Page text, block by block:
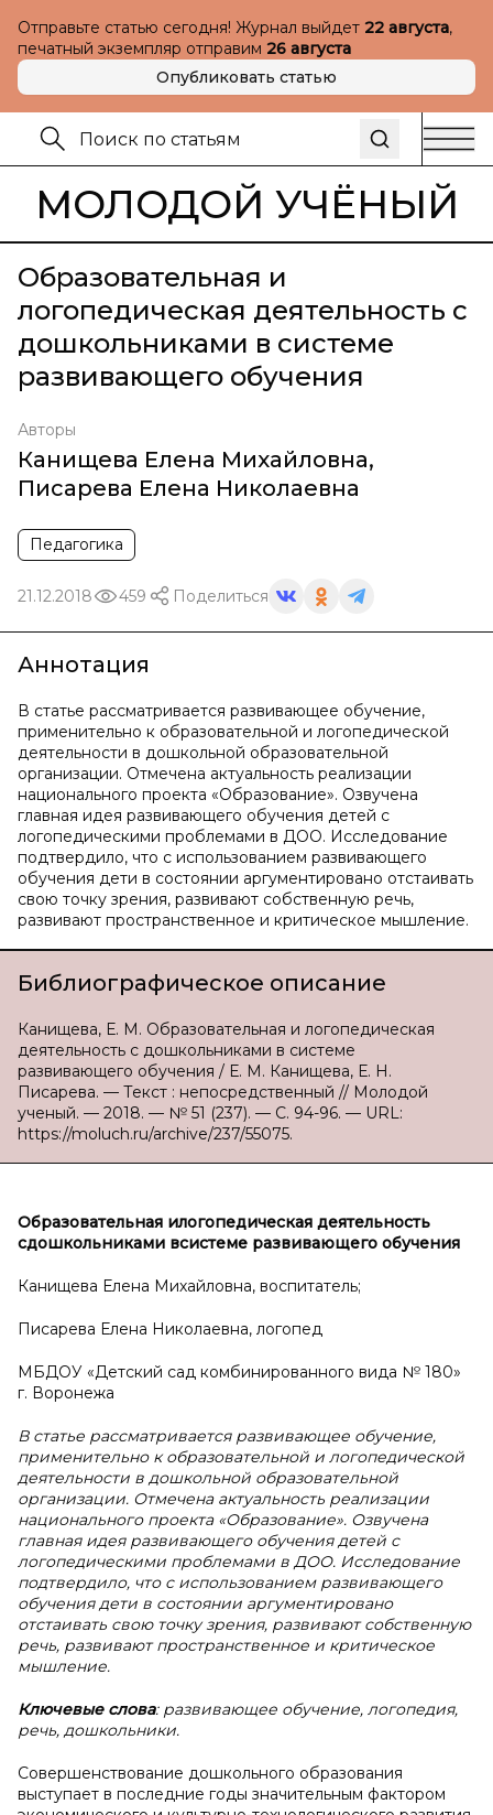
Отправьте статью сегодня! Журнал выйдет 22 августа,
печатный экземпляр отправим 26 августа
Опубликовать статью
МОЛОДОЙ УЧЁНЫЙ
Образовательная и
логопедическая деятельность с
дошкольниками в системе
развивающего обучения
Авторы
Канищева Елена Михайловна,
Писарева Елена Николаевна
Педагогика
21.12.2018 459 Поделиться
Аннотация
В статье рассматривается развивающее обучение,
применительно к образовательной и логопедической
деятельности в дошкольной образовательной
организации. Отмечена актуальность реализации
национального проекта «Образование». Озвучена
главная идея развивающего обучения детей с
логопедическими проблемами в ДОО. Исследование
подтвердило, что с использованием развивающего
обучения дети в состоянии аргументировано отстаивать
свою точку зрения, развивают собственную речь,
развивают пространственное и критическое мышление.
Библиографическое описание
Канищева, Е. М. Образовательная и логопедическая
деятельность с дошкольниками в системе
развивающего обучения / Е. М. Канищева, Е. Н.
Писарева. — Текст : непосредственный // Молодой
ученый. — 2018. — № 51 (237). — С. 94-96. — URL:
https://moluch.ru/archive/237/55075.
Образовательная илогопедическая деятельность
сдошкольниками всистеме развивающего обучения
Канищева Елена Михайловна, воспитатель;
Писарева Елена Николаевна, логопед
МБДОУ «Детский сад комбинированного вида № 180»
г. Воронежа
В статье рассматривается развивающее обучение,
применительно к образовательной и логопедической
деятельности в дошкольной образовательной
организации. Отмечена актуальность реализации
национального проекта «Образование». Озвучена
главная идея развивающего обучения детей с
логопедическими проблемами в ДОО. Исследование
подтвердило, что с использованием развивающего
обучения дети в состоянии аргументировано
отстаивать свою точку зрения, развивают собственную
речь, развивают пространственное и критическое
мышление.
Ключевые слова: развивающее обучение, логопедия,
речь, дошкольники.
Совершенствование дошкольного образования
выступает в последние годы значительным фактором